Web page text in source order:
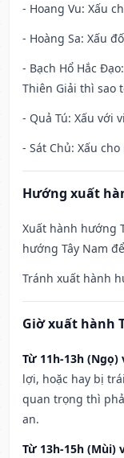
- Hoang Vu: Xấu
- Hoàng Sa: Xấu
- Bạch Hổ Hắc
Thiên Giải thì sao
- Quả Tú: Xấu với
- Sát Chủ: Xấu
Hướng xuất
Xuất hành hướng
hướng Tây Nam
Tránh xuất hành
Giờ xuất hành
Từ 11h-13h (Ngọ)
lợi, hoặc hay bị
quan trọng thì
an.
Từ 13h-15h (Mùi)